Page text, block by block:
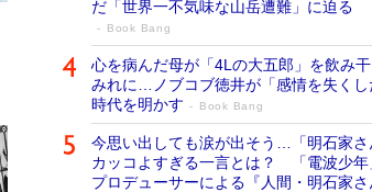
だ「世界一不気味な山岳遭難」に迫る
Book Bang
心を病んだ母が「4Lの大五郎」を飲み
みれに…ノブコブ徳井が「感情を失くし
時代を明かす
Book Bang
今思い出しても涙が出そう…「明石家さ
カッコよすぎる一言とは？ 「電波少年
プロデューサーによる『人間・明石家